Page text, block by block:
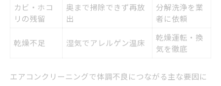
カビ・ホコ
リの残留
奥まで掃除できず再放
出
分解洗浄を業
者に依頼
乾燥不足 湿気でアレルゲン温床
乾燥運転・換
気を徹底
エアコンクリーニングで体調不良につながる主な要因に